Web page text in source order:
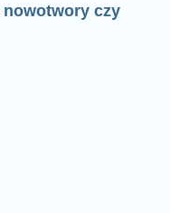
nowotwory czy